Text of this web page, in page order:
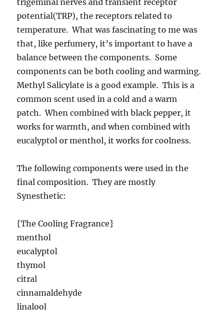
trigeminal nerves and transient receptor
potential(TRP), the receptors related to
temperature. What was fascinating to me was
that, like perfumery, it’s important to have a
balance between the components. Some
components can be both cooling and warming.
Methyl Salicylate is a good example. This is a
common scent used in a cold and a warm
patch. When combined with black pepper, it
works for warmth, and when combined with
eucalyptol or menthol, it works for coolness.
The following components were used in the
final composition. They are mostly
Synesthetic:
{The Cooling Fragrance}
menthol
eucalyptol
thymol
citral
cinnamaldehyde
linalool